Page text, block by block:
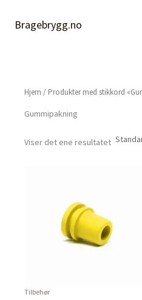
Bragebrygg.no
Hjem / Produkter med stikkord
Gummipakning
Viser det ene resultatet
Tilbehør